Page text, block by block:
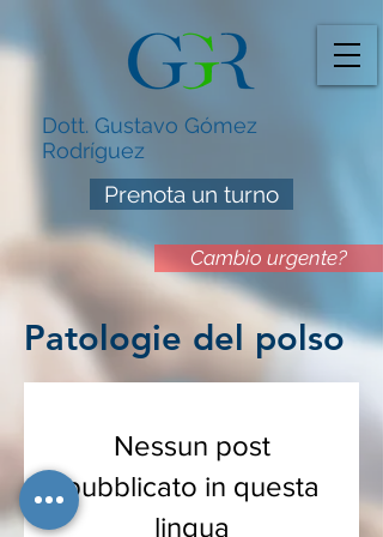
Dott. Gustavo Gómez
Rodríguez
Cambio urgente?
Prenota un turno
Patologie del polso
Nessun post
pubblicato in questa
lingua